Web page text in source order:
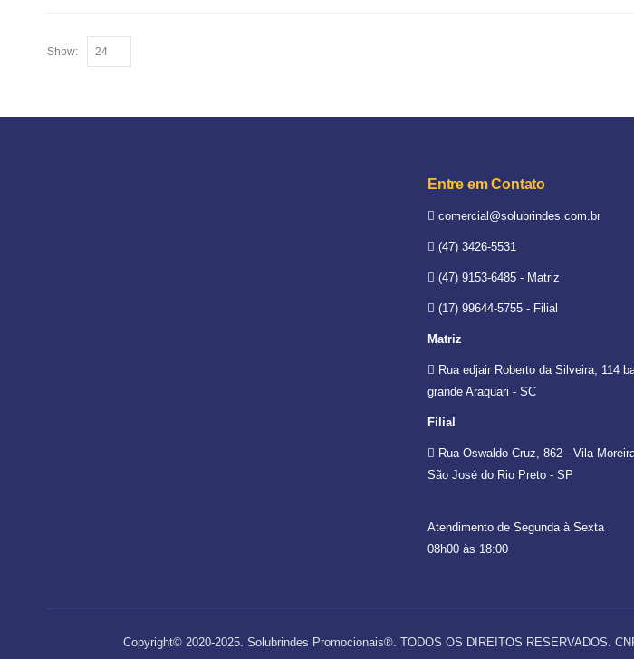
Show:
Entre em Contato
comercial@solubrindes.com.br
(47) 3426-5531
(47) 9153-6485 - Matriz
(17) 99644-5755 - Filial
Matriz
Rua edjair Roberto da Silveira, 114
grande Araquari - SC
Filial
Rua Oswaldo Cruz, 862 - Vila
São José do Rio Preto - SP
Atendimento de Segunda à Sexta
08h00 às 18:00
Copyright© 2020-2025. Solubrindes Promocionais®. TODOS OS DIREITOS RESERVADOS.